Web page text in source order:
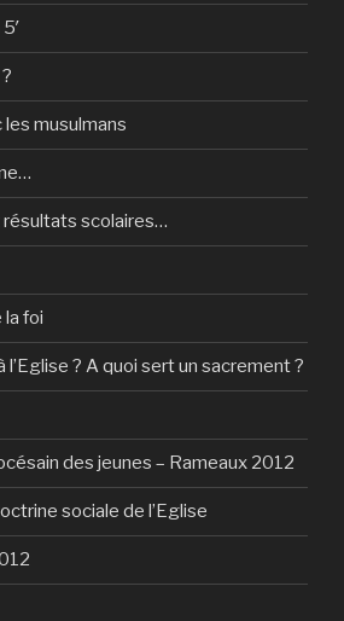
les musulmans
résultats scolaires…
la foi
l’Eglise ? A quoi sert un sacrement ?
des jeunes – Rameaux 2012
sociale de l’Eglise